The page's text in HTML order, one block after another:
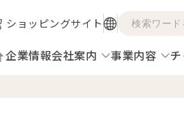
ショッピングサイト
企業情報会社案内 事業内容